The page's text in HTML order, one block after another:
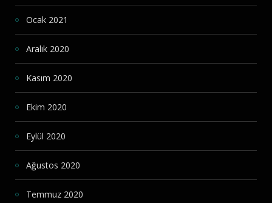
Ocak 2021
Aralık 2020
Kasım 2020
Ekim 2020
Eylül 2020
Ağustos 2020
Temmuz 2020